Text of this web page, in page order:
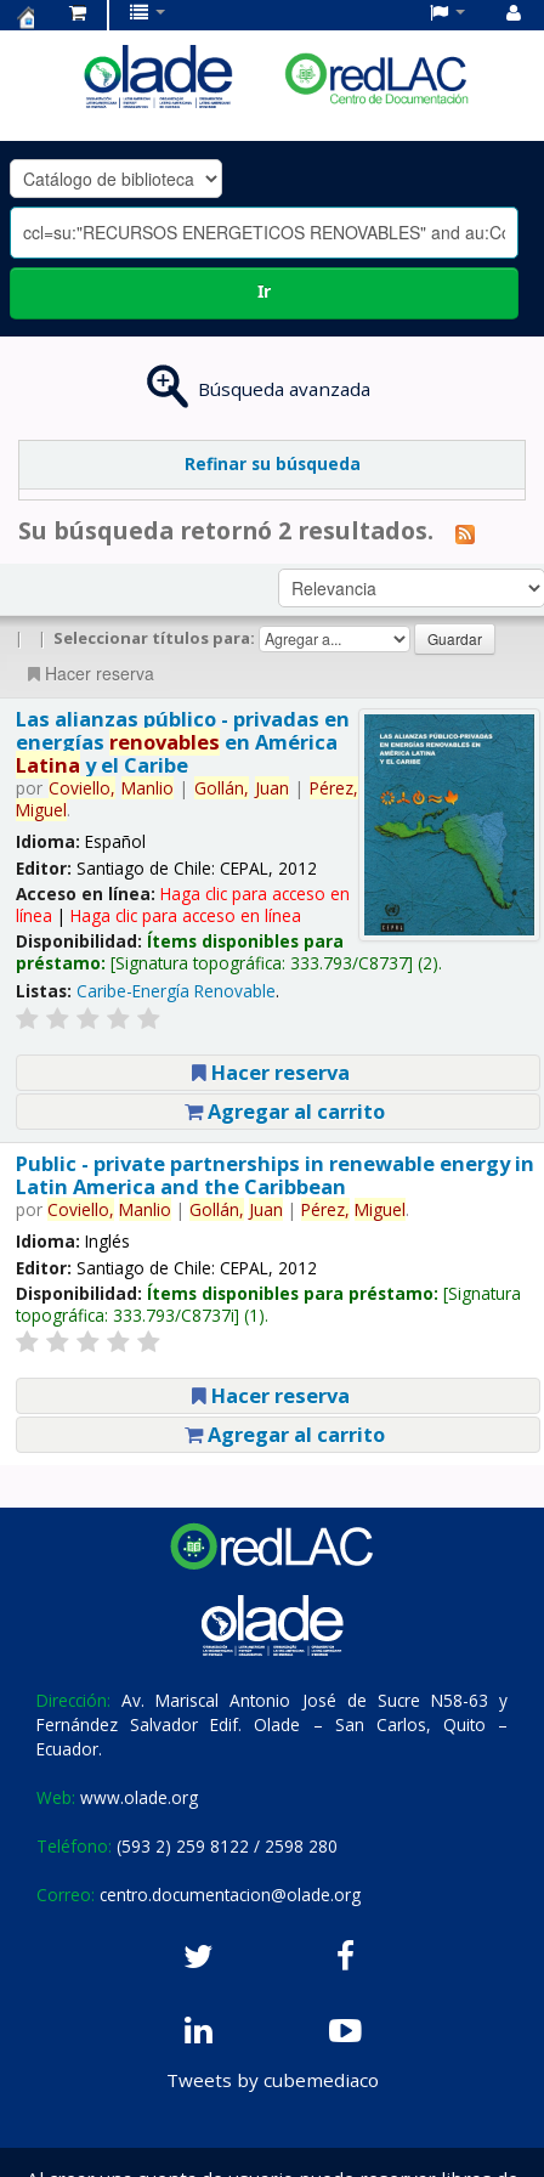
OLADE
-
Ir
Búsqueda avanzada
Refinar su búsqueda
Su búsqueda retornó 2 resultados.
| | Seleccionar títulos para:
Hacer reserva
Las alianzas público - privadas en
energías renovables en América
Latina y el Caribe
por Coviello, Manlio | Gollán, Juan | Pérez,
Miguel.
Idioma: Español
Editor: Santiago de Chile: CEPAL, 2012
Acceso en línea: Haga clic para acceso en
línea | Haga clic para acceso en línea
Disponibilidad: Ítems disponibles para
préstamo: Signatura topográfica: 333.793/C8737 (2).
Listas: Caribe-Energía Renovable.
Hacer reserva
Agregar al carrito
Public - private partnerships in renewable energy in
Latin America and the Caribbean
por Coviello, Manlio | Gollán, Juan | Pérez, Miguel.
Idioma: Inglés
Editor: Santiago de Chile: CEPAL, 2012
Disponibilidad: Ítems disponibles para préstamo: Signatura
topográfica: 333.793/C8737i (1).
Hacer reserva
Agregar al carrito
Dirección: Av. Mariscal Antonio José de Sucre N58-63 y
Fernández Salvador Edif. Olade – San Carlos, Quito –
Ecuador.
Web: www.olade.org
Teléfono: (593 2) 259 8122 / 2598 280
Correo: centro.documentacion@olade.org
Tweets by cubemediaco